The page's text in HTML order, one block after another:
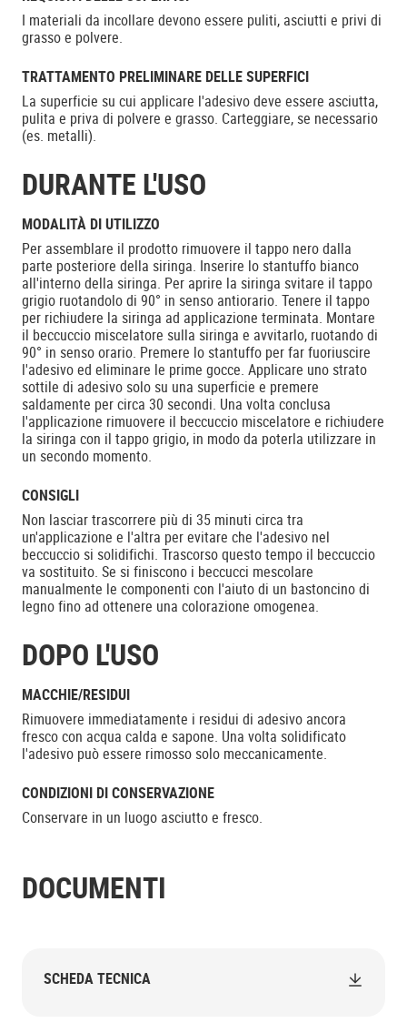
I materiali da incollare devono essere puliti, asciutti e privi di
grasso e polvere.
TRATTAMENTO PRELIMINARE DELLE SUPERFICI
La superficie su cui applicare l'adesivo deve essere asciutta,
pulita e priva di polvere e grasso. Carteggiare, se necessario
(es. metalli).
DURANTE L'USO
MODALITÀ DI UTILIZZO
Per assemblare il prodotto rimuovere il tappo nero dalla
parte posteriore della siringa. Inserire lo stantuffo bianco
all'interno della siringa. Per aprire la siringa svitare il tappo
grigio ruotandolo di 90° in senso antiorario. Tenere il tappo
per richiudere la siringa ad applicazione terminata. Montare
il beccuccio miscelatore sulla siringa e avvitarlo, ruotando di
90° in senso orario. Premere lo stantuffo per far fuoriuscire
l'adesivo ed eliminare le prime gocce. Applicare uno strato
sottile di adesivo solo su una superficie e premere
saldamente per circa 30 secondi. Una volta conclusa
l'applicazione rimuovere il beccuccio miscelatore e richiudere
la siringa con il tappo grigio, in modo da poterla utilizzare in
un secondo momento.
CONSIGLI
Non lasciar trascorrere più di 35 minuti circa tra
un'applicazione e l'altra per evitare che l'adesivo nel
beccuccio si solidifichi. Trascorso questo tempo il beccuccio
va sostituito. Se si finiscono i beccucci mescolare
manualmente le componenti con l'aiuto di un bastoncino di
legno fino ad ottenere una colorazione omogenea.
DOPO L'USO
MACCHIE/RESIDUI
Rimuovere immediatamente i residui di adesivo ancora
fresco con acqua calda e sapone. Una volta solidificato
l'adesivo può essere rimosso solo meccanicamente.
CONDIZIONI DI CONSERVAZIONE
Conservare in un luogo asciutto e fresco.
DOCUMENTI
SCHEDA TECNICA